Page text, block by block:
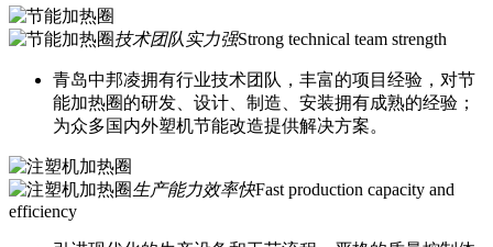
技术团队实力强Strong technical team strength
青岛中邦凌拥有行业技术团队，丰富的项目经验，对节
能加热圈的研发、设计、制造、安装拥有成熟的经验；
为众多国内外塑机节能改造提供解决方案。
生产能力效率快Fast production capacity and
efficiency